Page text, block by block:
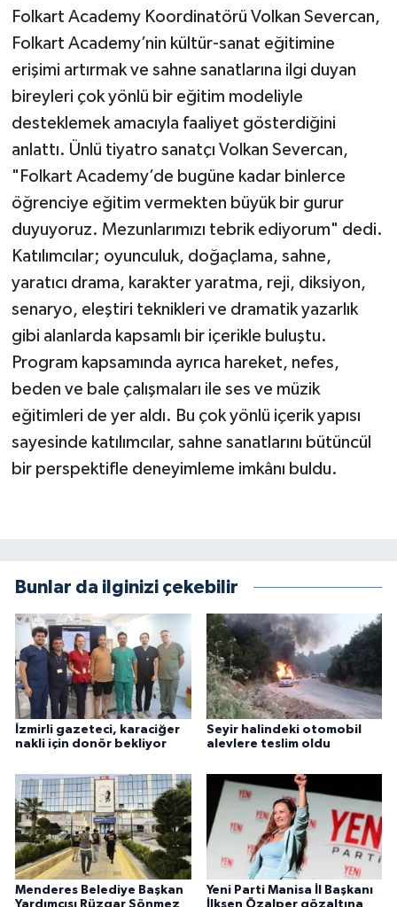
Folkart Academy Koordinatörü Volkan Severcan,
Folkart Academy’nin kültür-sanat eğitimine
erişimi artırmak ve sahne sanatlarına ilgi duyan
bireyleri çok yönlü bir eğitim modeliyle
desteklemek amacıyla faaliyet gösterdiğini
anlattı. Ünlü tiyatro sanatçı Volkan Severcan,
"Folkart Academy’de bugüne kadar binlerce
öğrenciye eğitim vermekten büyük bir gurur
duyuyoruz. Mezunlarımızı tebrik ediyorum" dedi.
Katılımcılar; oyunculuk, doğaçlama, sahne,
yaratıcı drama, karakter yaratma, reji, diksiyon,
senaryo, eleştiri teknikleri ve dramatik yazarlık
gibi alanlarda kapsamlı bir içerikle buluştu.
Program kapsamında ayrıca hareket, nefes,
beden ve bale çalışmaları ile ses ve müzik
eğitimleri de yer aldı. Bu çok yönlü içerik yapısı
sayesinde katılımcılar, sahne sanatlarını bütüncül
bir perspektifle deneyimleme imkânı buldu.
Bunlar da ilginizi çekebilir
İzmirli gazeteci, karaciğer
nakli için donör bekliyor
Seyir halindeki otomobil
alevlere teslim oldu
Menderes Belediye Başkan
Yardımcısı Rüzgar Sönmez
Yeni Parti Manisa İl Başkanı
İlksen Özalper gözaltına